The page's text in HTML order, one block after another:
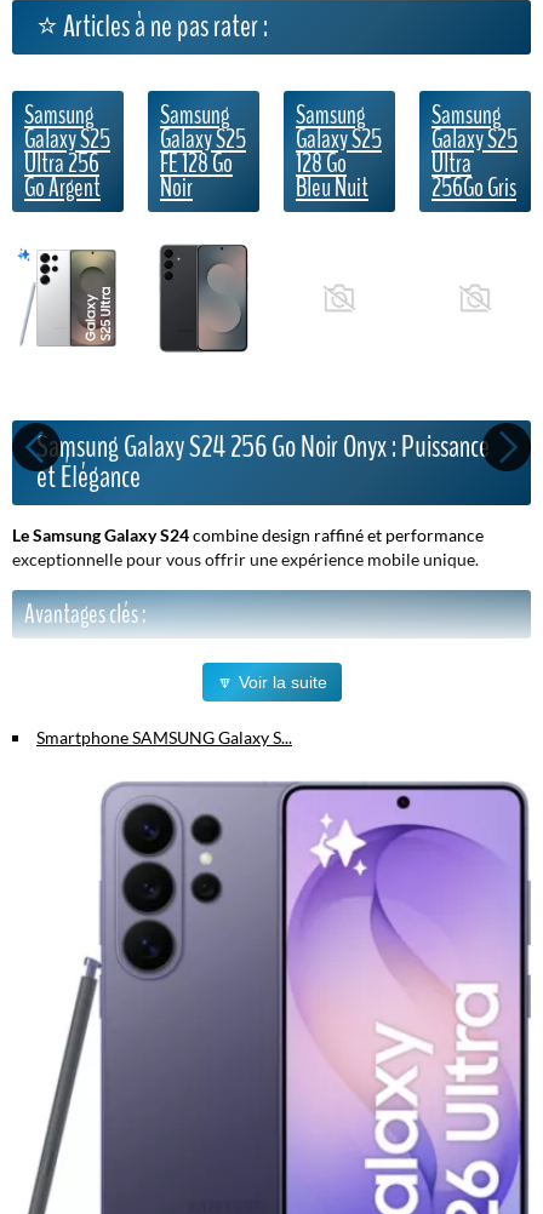
⭐ Articles à ne pas rater :
Samsung
Galaxy S25
Ultra 256
Go Argent
Samsung
Galaxy S25
FE 128 Go
Noir
Samsung
Galaxy S25
128 Go
Bleu Nuit
Samsung
Galaxy S25
Ultra
256Go Gris
Samsung Galaxy S24 256 Go Noir Onyx : Puissance
et Élégance
Le Samsung Galaxy S24combine design raffiné et performance
exceptionnelle pour vous offrir une expérience mobile unique.
Avantages clés :
Stockage généreux de 256 Go : emportez toutes vos photos,
vidéos et applications sans souci d'espace.
s'adapte à tous les styles.
pour une fluidité optimale, même avec les applications les plus
Autonomie longue durée : restez connecté toute la journée sans
recharge fréquente.
Pourquoi choisir le Galaxy S24 ?
Ce smartphone est parfait pour ceux qui recherchent un appareil
fiable, rapide et au design soigné. Que ce soit pour le travail, le
divertissement ou la photographie, il répond à tous vos besoins.
Caractéristiques techniques :
256 Go de stockage interne
Écran AMOLED de dernière génération
🔽 Voir la suite
Smartphone SAMSUNG Galaxy S...